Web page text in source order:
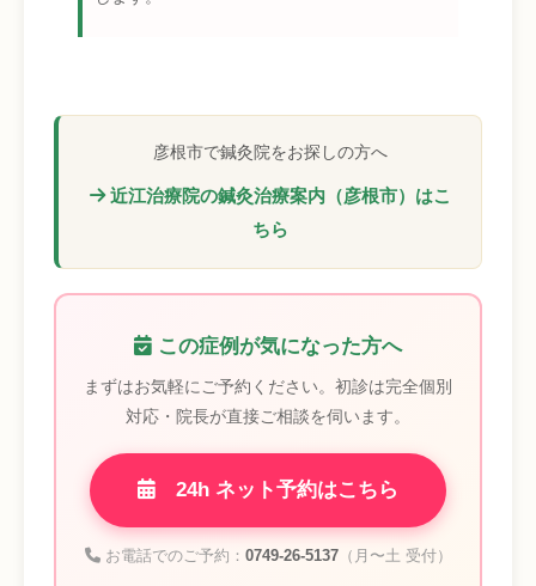
彦根市で鍼灸院をお探しの方へ
近江治療院の鍼灸治療案内（彦根市）はこ
ちら
この症例が気になった方へ
まずはお気軽にご予約ください。初診は完全個別
対応・院長が直接ご相談を伺います。
24h ネット予約はこちら
お電話でのご予約： 0749-26-5137（月〜土 受付）